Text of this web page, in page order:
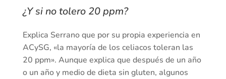
¿Y si no tolero 20 ppm?
Explica Serrano que por su propia experiencia en
ACySG, «la mayoría de los celiacos toleran las
20 ppm». Aunque explica que después de un año
o un año y medio de dieta sin gluten, algunos